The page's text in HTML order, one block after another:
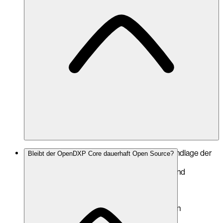
DerOpenDXP Corebildet die technische Grundlage der
Er enthält die Kernarchitektur, Basissysteme und
Erweiterungen, die zusätzliche Funktionalitäten
bereitstellen und den Core gezielt ergänzen.
Bleibt der OpenDXP Core dauerhaft Open Source?